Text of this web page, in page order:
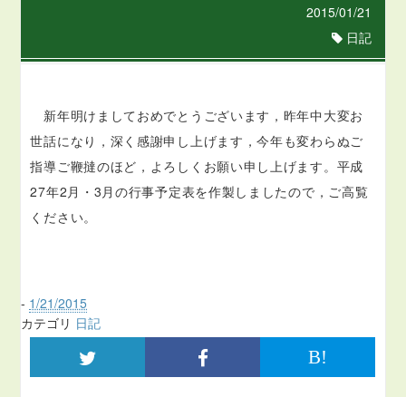
2015/01/21
日記
新年明けましておめでとうございます，昨年中大変お
世話になり，深く感謝申し上げます，今年も変わらぬご
指導ご鞭撻のほど，よろしくお願い申し上げます。平成
27年2月・3月の行事予定表を作製しましたので，ご高覧
ください。
- 1/21/2015
カテゴリ 日記
B!